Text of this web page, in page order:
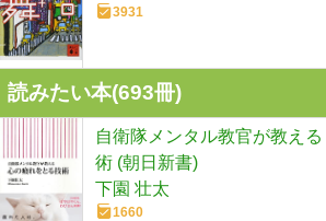
3931
読みたい本(693冊)
自衛隊メンタル教官が教え
術 (朝日新書)
下園 壮太
1660